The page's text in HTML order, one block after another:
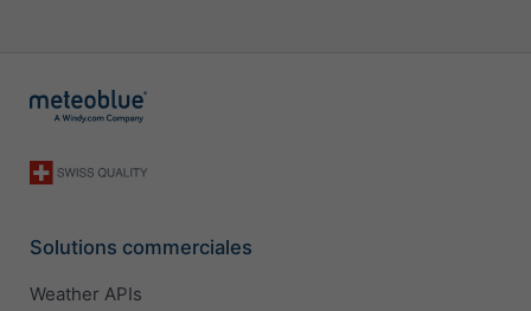
Solutions commerciales
Weather APIs